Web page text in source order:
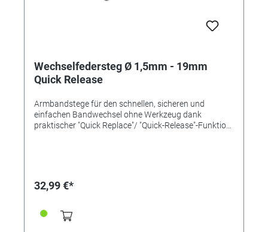
Wechselfedersteg Ø 1,5mm - 19mm
Quick Release
Armbandstege für den schnellen, sicheren und
einfachen Bandwechsel ohne Werkzeug dank
praktischer "Quick Replace"/ "Quick-Release"-Funktion
32,99 €*